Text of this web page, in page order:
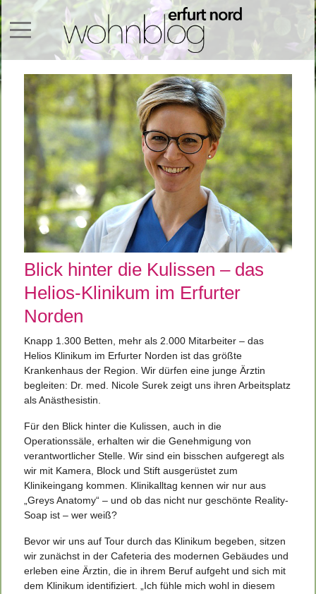
Mobile Menu Toggle
Blick hinter die Kulissen – das
Helios-Klinikum im Erfurter
Norden
Knapp 1.300 Betten, mehr als 2.000 Mitarbeiter – das
Helios Klinikum im Erfurter Norden ist das größte
Krankenhaus der Region. Wir dürfen eine junge Ärztin
begleiten: Dr. med. Nicole Surek zeigt uns ihren Arbeitsplatz
als Anästhesistin.
Für den Blick hinter die Kulissen, auch in die
Operationssäle, erhalten wir die Genehmigung von
verantwortlicher Stelle. Wir sind ein bisschen aufgeregt als
wir mit Kamera, Block und Stift ausgerüstet zum
Klinikeingang kommen. Klinikalltag kennen wir nur aus
„Greys Anatomy“ – und ob das nicht nur geschönte Reality-
Soap ist – wer weiß?
Bevor wir uns auf Tour durch das Klinikum begeben, sitzen
wir zunächst in der Cafeteria des modernen Gebäudes und
erleben eine Ärztin, die in ihrem Beruf aufgeht und sich mit
dem Klinikum identifiziert. „Ich fühle mich wohl in diesem